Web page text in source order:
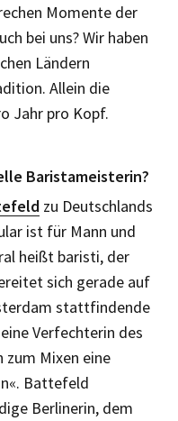
Momente der
bei uns? Wir haben
Ländern
Allein die
Jahr pro Kopf.
Baristameisterin?
zu Deutschlands
ist für Mann und
heißt baristi, der
sich gerade auf
stattfindende
Verfechterin des
zum Mixen eine
Battefeld
Berlinerin, dem